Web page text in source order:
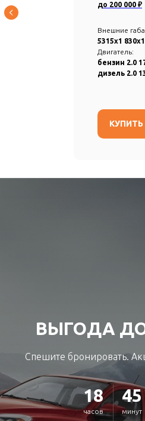
до 200 000 ₽
Внешние
5315х1
Двигатель:
бензин 2.0
дизель 2.0
КУПИТЬ
ВЫГОДА ДО
Спешите бронировать.
18
часов
45
минут